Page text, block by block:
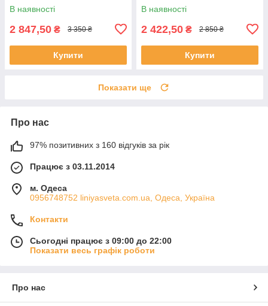
В наявності
2 847,50 ₴ 3 350 ₴
Купити
В наявності
2 422,50 ₴ 2 850 ₴
Купити
Показати ще
Про нас
97% позитивних з 160 відгуків за рік
Працює з 03.11.2014
м. Одеса
0956748752 liniyasveta.com.ua, Одеса, Україна
Контакти
Сьогодні працює з 09:00 до 22:00
Показати весь графік роботи
Про нас